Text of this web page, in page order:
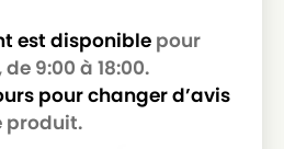
1435 EW
ARDL-1435 EWS
ARDL-1635 EW
est disponible pour
9:00 à 18:00.
pour changer d’avis
produit.